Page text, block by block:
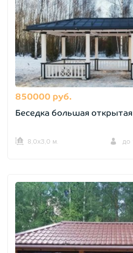
850000 руб.
Беседка большая
8,0х3,0 м. до